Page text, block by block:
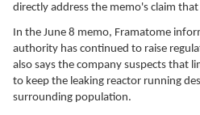
directly address the memo's claim
In the June 8 memo, Framatome
authority has continued to raise
also says the company suspects that
to keep the leaking reactor running
surrounding population.